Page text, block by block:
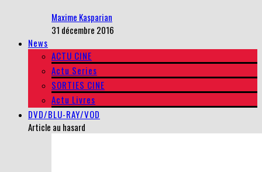
Maxime Kasparian
31 décembre 2016
News
ACTU CINE
Actu Series
SORTIES CINE
Actu Livres
DVD/BLU-RAY/VOD
Article au hasard